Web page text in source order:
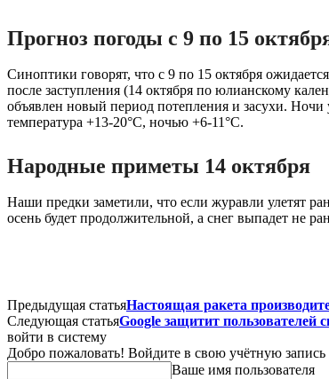
Прогноз погоды с 9 по 15
Синоптики говорят, что с 9 по 15 октября
после заступления (14 октября по юлианскому
объявлен новый период потепления и засухи.
температура +13-20°С, ночью +6-11°С.
Народные приметы 14 октября
Наши предки заметили, что если журавли улетят
осень будет продолжительной, а снег выпадет не
Предыдущая статьяНастоящая ракета
Следующая статьяGoogle защитит пользователей
войти в систему
Добро пожаловать! Войдите в свою учётную запись
Ваше имя пользователя